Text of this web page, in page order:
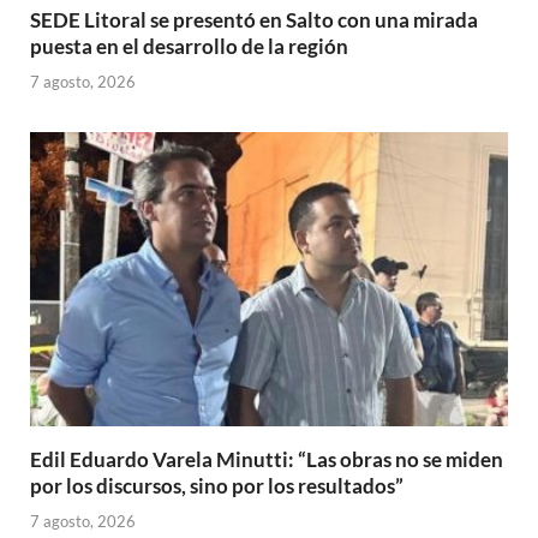
SEDE Litoral se presentó en Salto con una mirada
puesta en el desarrollo de la región
7 agosto, 2026
Edil Eduardo Varela Minutti: “Las obras no se miden
por los discursos, sino por los resultados”
7 agosto, 2026